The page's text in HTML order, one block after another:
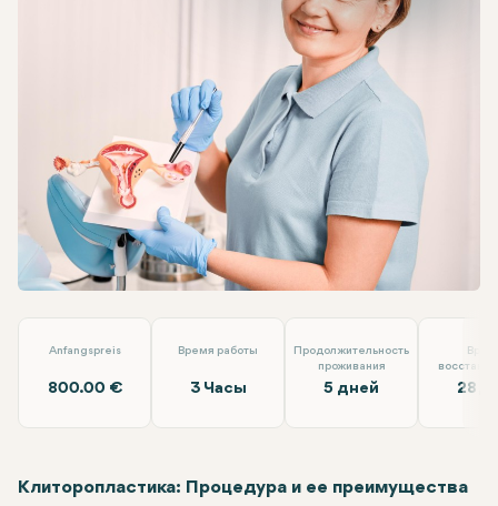
Linkedin
WhatsApp
Telegram
Электронная почта
Anfangspreis
800.00 €
Время работы
3 Часы
Продолжительность
проживания
5 дней 28
Клиторопластика: Процедура и ее преимущества